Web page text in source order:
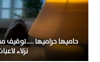
حاميها حراميها …..توقيف
نزلاء